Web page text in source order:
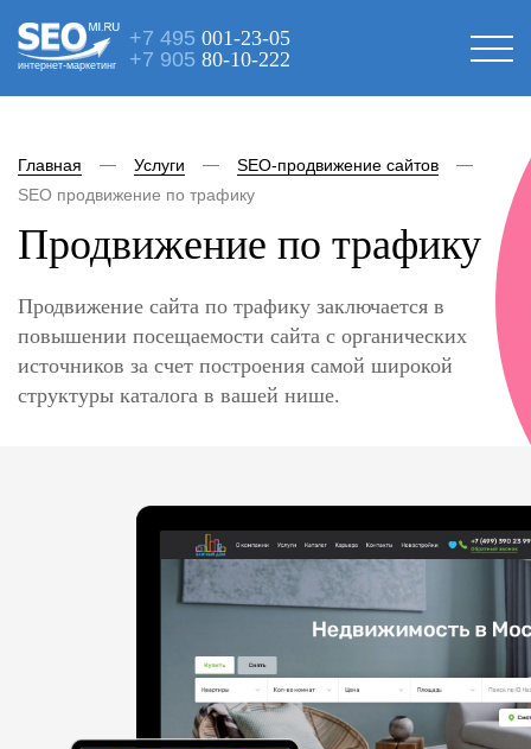
интернет-маркетинг
+7 495 001-23-05
+7 905 80-10-222
Главная Услуги
SEO-продвижение сайтов
SEO продвижение по трафику
Продвижение по трафику
Продвижение сайта по трафику заключается в
повышении посещаемости сайта с органических
источников за счет построения самой широкой
структуры каталога в вашей нише.